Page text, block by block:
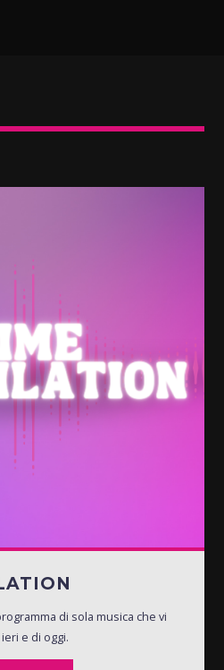
di sola musica che vi
e di oggi.